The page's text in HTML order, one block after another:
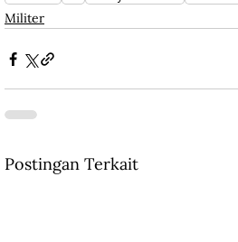
Militer
Postingan Terkait